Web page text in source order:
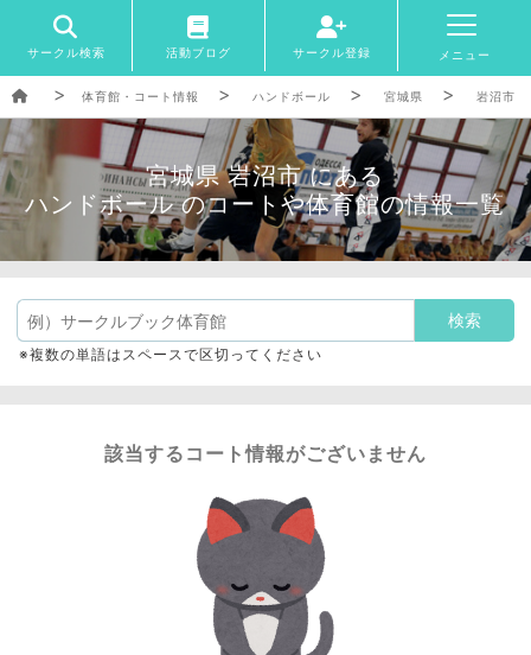
サークル検索 活動ブログ サークル登録 メニュー
体育館・コート情報 ハンドボール 宮城県 岩沼市
宮城県 岩沼市 にある
ハンドボール のコートや体育館の情報一覧
※複数の単語はスペースで区切ってください
該当するコート情報がございません